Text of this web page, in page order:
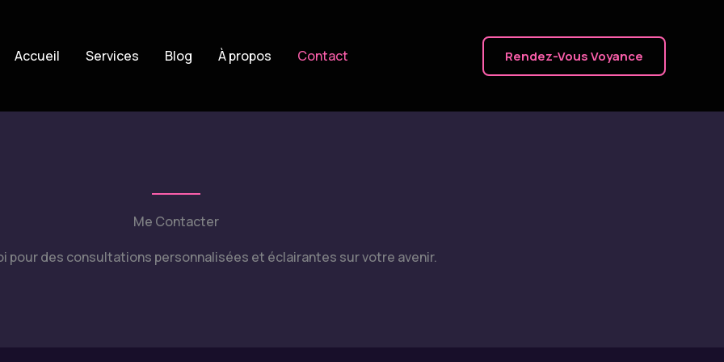
Accueil Services Blog À propos Contact Rendez-Vous Voyance
Me Contacter
pour des consultations personnalisées et éclairantes sur votre avenir.